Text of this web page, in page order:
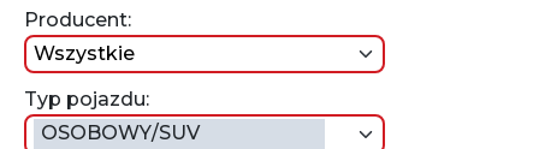
Producent:
wszystkie
Typ pojazdu:
OSOBOWY/SUV